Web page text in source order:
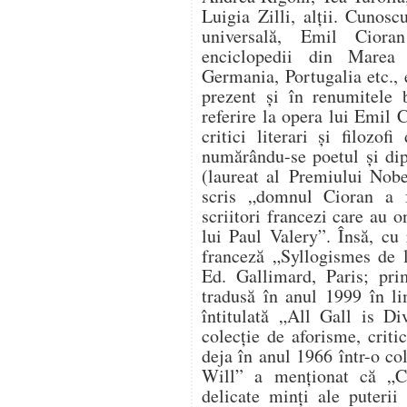
Luigia Zilli, alții.
universală, Emil
enciclopedii din
Germania, Portugalia
prezent și în renumitele
referire la opera lui Emil
critici literari și filozofi
numărându-se poetul și
(laureat al Premiului
scris „domnul Cioran
scriitori francezi care au
lui Paul Valery”. Însă,
franceză „Syllogismes
Ed. Gallimard, Paris;
tradusă în anul 1999 în
întitulată „All Gall is
colecție de aforisme,
deja în anul 1966 într-o
Will” a menționat că
delicate minți ale puterii